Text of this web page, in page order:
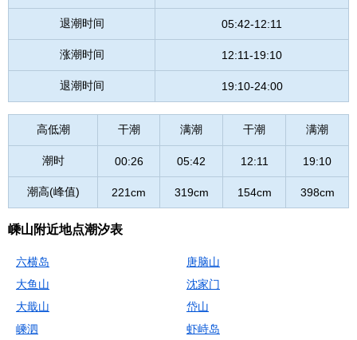
退潮时间 05:42-12:11
涨潮时间 12:11-19:10
退潮时间 19:10-24:00
高低潮 干潮 满潮 干潮 满潮
潮时 00:26 05:42 12:11 19:10
潮高(峰值) 221cm 319cm 154cm 398cm
嵊山附近地点潮汐表
六横岛
唐脑山
大鱼山
沈家门
大戢山
岱山
嵊泗
虾峙岛